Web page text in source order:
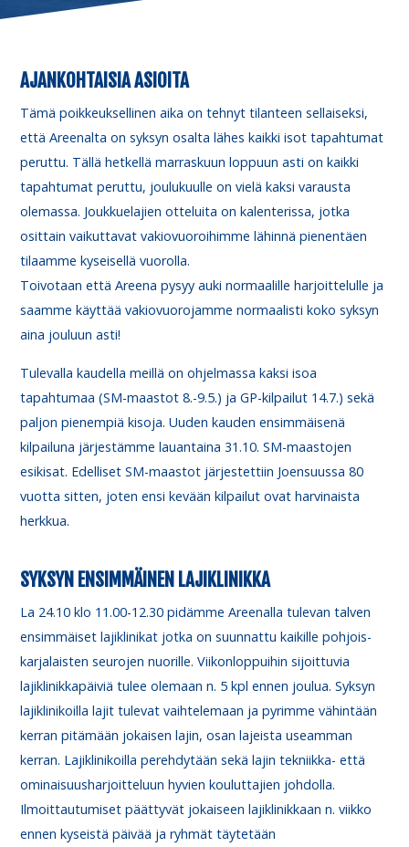
AJANKOHTAISIA ASIOITA
Tämä poikkeuksellinen aika on tehnyt tilanteen sellaiseksi,
että Areenalta on syksyn osalta lähes kaikki isot tapahtumat
peruttu. Tällä hetkellä marraskuun loppuun asti on kaikki
tapahtumat peruttu, joulukuulle on vielä kaksi varausta
olemassa. Joukkuelajien otteluita on kalenterissa, jotka
osittain vaikuttavat vakiovuoroihimme lähinnä pienentäen
tilaamme kyseisellä vuorolla.
Toivotaan että Areena pysyy auki normaalille harjoittelulle ja
saamme käyttää vakiovuorojamme normaalisti koko syksyn
aina jouluun asti!
Tulevalla kaudella meillä on ohjelmassa kaksi isoa
tapahtumaa (SM-maastot 8.-9.5.) ja GP-kilpailut 14.7.) sekä
paljon pienempiä kisoja. Uuden kauden ensimmäisenä
kilpailuna järjestämme lauantaina 31.10. SM-maastojen
esikisat. Edelliset SM-maastot järjestettiin Joensuussa 80
vuotta sitten, joten ensi kevään kilpailut ovat harvinaista
herkkua.
SYKSYN ENSIMMÄINEN LAJIKLINIKKA
La 24.10 klo 11.00-12.30 pidämme Areenalla tulevan talven
ensimmäiset lajiklinikat jotka on suunnattu kaikille pohjois-
karjalaisten seurojen nuorille. Viikonloppuihin sijoittuvia
lajiklinikkapäiviä tulee olemaan n. 5 kpl ennen joulua. Syksyn
lajiklinikoilla lajit tulevat vaihtelemaan ja pyrimme vähintään
kerran pitämään jokaisen lajin, osan lajeista useamman
kerran. Lajiklinikoilla perehdytään sekä lajin tekniikka- että
ominaisuusharjoitteluun hyvien kouluttajien johdolla.
Ilmoittautumiset päättyvät jokaiseen lajiklinikkaan n. viikko
ennen kyseistä päivää ja ryhmät täytetään